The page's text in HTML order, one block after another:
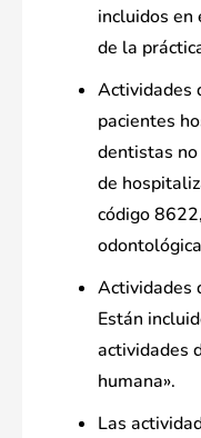
incluidos en
de la
Actividades
pacientes
dentistas
de
código
Actividades
Están
actividades
humana».
Las